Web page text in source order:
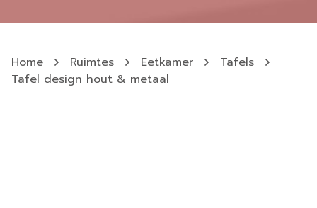
Home Ruimtes Eetkamer
Tafels
Tafel design hout & metaal